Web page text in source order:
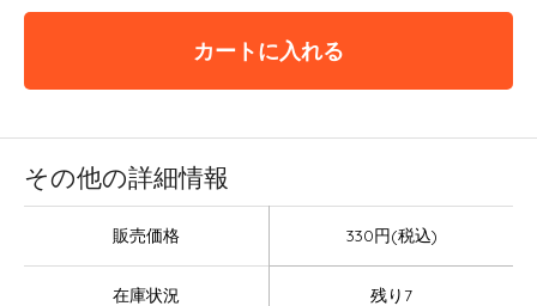
カートに入れる
その他の詳細情報
販売価格 330円(税込)
在庫状況 残り7